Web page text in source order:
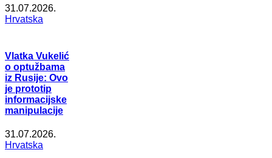
31.07.2026.
Hrvatska
Vlatka Vukelić
o optužbama
iz Rusije: Ovo
je prototip
informacijske
manipulacije
31.07.2026.
Hrvatska